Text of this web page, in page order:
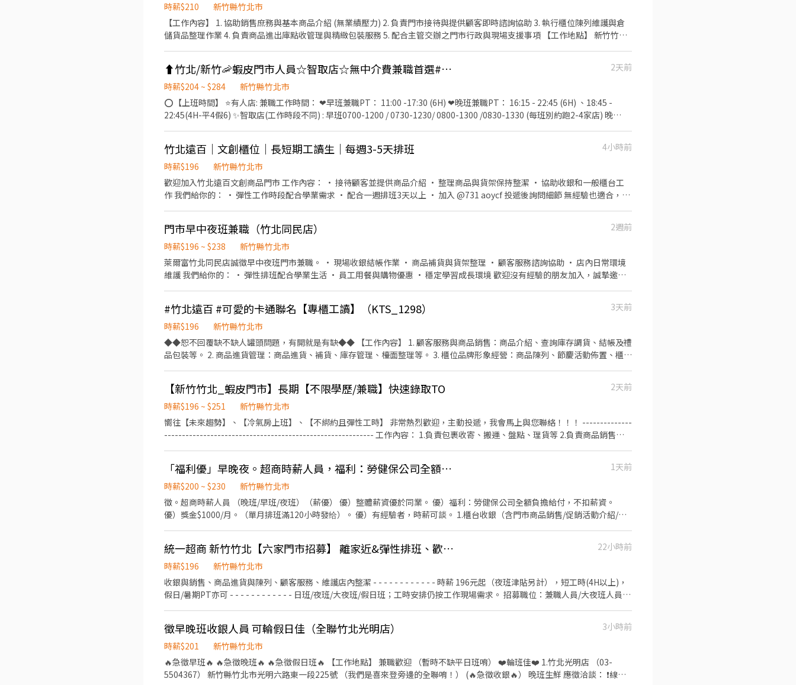
時薪$210
新竹縣竹北市
【工作內容】 1. 協助銷售庶務與基本商品介紹 (無業績壓力) 2. 負責門市接待與提供顧客即時諮詢協助 3. 執行櫃位陳列維護與倉
儲貨品整理作業 4. 負責商品進出庫點收管理與精緻包裝服務 5. 配合主管交辦之門市行政與現場支援事項 【工作地點】 新竹竹北
⬆️竹北/新竹🦐蝦皮門市人員☆智取店☆無中介費兼職首選#錄取快速上工#可預支💰
2天前
時薪$204 ~ $284
新竹縣竹北市
⭕【上班時間】 ⭐️有人店: 兼職工作時間： ❤早班兼職PT： 11:00 -17:30 (6H) ❤晚班兼職PT： 16:15 - 22:45 (6H) 、18:45 -
22:45(4H-平4假6) ✨智取店(工作時段不同) : 早班0700-1200 / 0730-1230/ 0800-1300 /0830-1330 (每班別約跑2-4家店) 晚
薪兼職：$196/h-$284/h ✨【休假制度】： ➡️休假福利：輪班月排休8-10天依紅字 / PT依門市排班 ＝＝＝＝＝＝＝＝＝＝＝＝
＝＝＝＝＝＝＝＝＝＝＝＝＝＝ ✨➡️工作內容： 【提供完整有算時薪~線上教育訓練及店面實習】 1.負責包裹收寄、搬運、盤
點、理貨等 2.提供顧客接待、收銀結帳等服務 3.維持門市作業區環境、清潔維護作業 4.會需配合同區域其他門市支援 ⚡【實習完
畢未來會一人當班要能接受哦】 ------------------------------------ ⭕智取店為無人商店~智取店門市店點移動門市上架分貨，
偶會支援鄰近有人店門市 (需有交通工具哦) ⭕1.負責包裹收寄、搬運、盤點、理貨等 ⭕2.負責商品銷售、上架排面、進貨、補貨
⭕3.維持門市作業區環境、清潔維護作業 ⭕需可支援單日跑點、門市支援(需有交通工具)：一天跑點約2-4家鄰近門市/跑點距離
10公里內 ⚡【實習完畢未來會一人當班要能接受哦】 ➡️應徵時請務必說明要應徵哪間門市喔~ (應徵人數過多,故名額不一請在洽
時會支援鄰近有人店門市 ✨智取店(工作時段不同) : 竹北光明 - 智取店 新竹縣竹北市光明五街319號1樓 竹北科大 - 智取店 新竹縣
竹北市科大一路43號1樓 竹北高鐵 - 智取店 新竹縣竹北市高鐵三街43號1樓 新竹慈雲 - 智取店 新竹市東區慈雲路125號1、2樓 新
竹鐵道 - 智取店 新竹市東區鐵道路一段28巷81號1樓 新竹竹蓮 - 智取店 新竹市東區南大路382號1樓 新竹光復三 - 智取店 新竹市
東區光復路一段45號1樓 ✨有人店(需要收銀) : 竹北中正店 新竹縣竹北市中正西路552號1樓 竹北新溪店 新竹縣竹北市新溪街10號
1樓 竹北嘉豐店 新竹縣竹北市嘉豐五路二段132號1樓 竹北中山店 新竹縣竹北市中山路57號1樓 新竹關新店 新竹市東區關新東路
360號1樓 新竹東南店 新竹市東區東南街80號1樓 新竹光復二店 新竹市東區光復路二段142號1樓 ♛福利制度 ♛可預支 ♛固定班
別 ♛工作穩定 ♛勞保、健保、團保、勞退6％ ❀❀❀用心為您推薦最合適的工作機會，期盼優秀的您加入我們的團隊❀❀❀
竹北遠百｜文創櫃位｜長短期工讀生｜每週3-5天排班
4小時前
時薪$196
新竹縣竹北市
歡迎加入竹北遠百文創商品門市 工作內容： • 接待顧客並提供商品介紹 • 整理商品與貨架保持整潔 • 協助收銀和一般櫃台工
作 我們給你的： • 彈性工作時段配合學業需求 • 配合一週排班3天以上 • 加入 @731 aoycf 投遞後詢問細節 無經驗也適合，期
門市早中夜班兼職（竹北同民店）
2週前
時薪$196 ~ $238
新竹縣竹北市
萊爾富竹北同民店誠徵早中夜班門市兼職。 • 現場收銀結帳作業 • 商品補貨與貨架整理 • 顧客服務諮詢協助 • 店內日常環境
維護 我們給你的： • 彈性排班配合學業生活 • 員工用餐與購物優惠 • 穩定學習成長環境 歡迎沒有經驗的朋友加入，誠摯邀請
#竹北遠百 #可愛的卡通聯名【專櫃工讀】（KTS_1298）
3天前
時薪$196
新竹縣竹北市
◆◆恕不回覆缺不缺人罐頭問題，有開就是有缺◆◆ 【工作內容】 1. 顧客服務與商品銷售：商品介紹、查詢庫存調貨、結帳及禮
品包裝等。 2. 商品進貨管理：商品進貨、補貨、庫存管理、檯面整理等。 3. 櫃位品牌形象經營：商品陳列、節慶活動佈置、櫃位
【新竹竹北_蝦皮門市】長期【不限學歷/兼職】快速錄取TO
2天前
時薪$196 ~ $251
新竹縣竹北市
嚮往【未來趨勢】、【冷氣房上班】、【不綁約且彈性工時】 非常熱烈歡迎，主動投遞，我會馬上與您聯絡！！！ --------------
----------------------------------------------------------- 工作內容： 1.負責包裹收寄、搬運、盤點、理貨等 2.負責商品銷售、
(午4)1500-1900 【晚班】 (晚4)1845-2245 (晚6)1615-2245 【假日】 (早8)11:00-19:30、(早6)11:00-17:30 (晚8)14:15-22:45、
(晚6)14:15-20:45 *上班時間依門市安排為主" 【整天】 (早8)1100-1930 (晚8)1415-2245 ---------------------------------------
-- <智取店> 【早班】 (早)0700~0830(排2-5小時) 【晚班】 (晚)1730-2330 【全班】 (全)雙頭班 0700-1330 1730-0000 (30分鐘
休息不計薪) 一週三天 , 一天6-8小時 【假日】 【早班時薪】 07:00-12:00 【晚班時薪】 17:30-23:30 【夜班】 (夜)23:30–03:30 -
------------------------------------------------------------------------ 【福利】 1. 合法規之勞健保勞退 2. 完善教育訓練、扁平
式管理、環境友善 ------------------------------------------------------------------------- 【工作地點】 竹北嘉豐店 新竹縣竹北
市嘉豐五路二段132號1樓 竹北勝利二 - 智取店 新竹縣竹北市勝利十五街262號1樓 竹北光明 - 智取店 新竹縣竹北市光明五街319
喲！ ID：@011wipti *會有你的專屬顧問 Tommy偷米 與您聯繫哦* 截圖給我【應徵職缺+姓名+電話】
「福利優」早晚夜。超商時薪人員，福利：勞健保公司全額負擔
1天前
時薪$200 ~ $230
新竹縣竹北市
徵。超商時薪人員 （晚班/早班/夜班）（薪優） 優）整體薪資優於同業。 優）福利：勞健保公司全額負擔給付，不扣薪資。
優）獎金$1000/月。（單月排班滿120小時發给）。 優）有經驗者，時薪可談。 1.櫃台收銀（含門市商品銷售/促銷活動介紹/代
理。 6..商品排面拉整及效期檢視維護。 7..商品定期退貨檢視/收退裝箱。 8.活動檔期促銷品換檔工作。 9.賣場內外環境管理及清
潔。 10.完成店長、副店長臨時交辦事項。
統一超商 新竹竹北【六家門市招募】 離家近&彈性排班、歡迎二度就業/樂齡/兼職等
22小時前
時薪$196
新竹縣竹北市
收銀與銷售、商品進貨與陳列、顧客服務、維護店內整潔​ - - - - - - - - - - - -​ 時薪 196元起（夜班津貼另計），短工時(4H以上)，
假日/暑期PT亦可​ - - - - - - - - - - - -​ 日班/夜班/大夜班/假日班；工時安排仍按工作現場需求。​ 招募職位：兼職人員/大夜班人員
徵早晚班收銀人員 可輪假日佳（全聯竹北光明店）
3小時前
時薪$201
新竹縣竹北市
🔥急徵早班🔥 🔥急徵晚班🔥 🔥急徵假日班🔥 【工作地點】 兼職歡迎 （暫時不缺平日班唷） ❤️輪班佳❤️ 1.竹北光明店 （03-
5504367） 新竹縣竹北市光明六路東一段225號 （我們是喜來登旁邊的全聯唷！） (🔥急徵收銀🔥） 晚班生鮮 應徵洽談： ❗️線上